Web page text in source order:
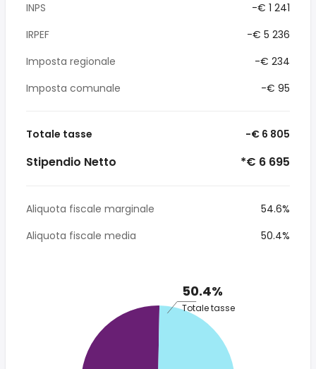
INPS
-€ 1 241
IRPEF
-€ 5 236
Imposta regionale
-€ 234
Imposta comunale
-€ 95
Totale tasse -€ 6 805
Stipendio Netto *€ 6 695
Aliquota fiscale marginale
54.6%
Aliquota fiscale media
50.4%
50.4%
Totale tasse